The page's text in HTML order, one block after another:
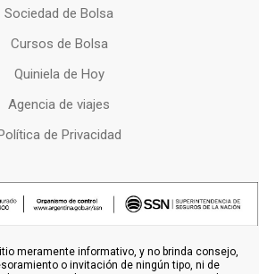
Sociedad de Bolsa
Cursos de Bolsa
Quiniela de Hoy
Agencia de viajes
de Privacidad
meramente informativo, y no brinda consejo,
o invitación de ningún tipo, ni de